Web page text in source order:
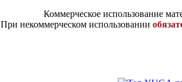
Коммерческое использование
При некоммерческом использовании